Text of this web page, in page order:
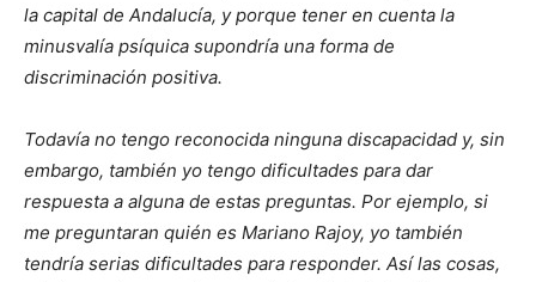
la capital de Andalucía, y porque tener en cuenta la
minusvalía psíquica supondría una forma de
discriminación positiva.
Todavía no tengo reconocida ninguna discapacidad y, sin
embargo, también yo tengo dificultades para dar
respuesta a alguna de estas preguntas. Por ejemplo, si
me preguntaran quién es Mariano Rajoy, yo también
tendría serias dificultades para responder. Así las cosas,